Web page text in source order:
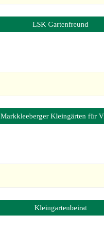
LSK Gar­ten­freund
Mark­klee­ber­ger Klein­gär­ten für
Klein­gar­ten­bei­rat